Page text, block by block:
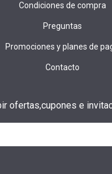
Condiciones de compra
Preguntas
Promociones y planes de
Contacto
ofertas,cupones e